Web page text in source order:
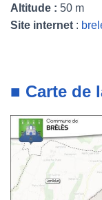
Altitude : 50 m
Site internet :
■ Carte de